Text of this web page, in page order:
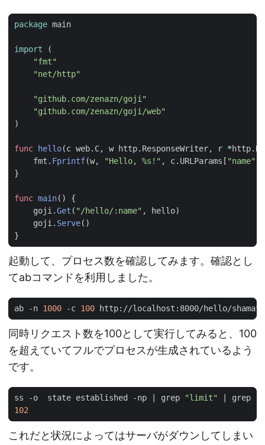
package main
import
(
"fmt"
"net/http"
"github.com/zenazn/goji"
"github.com/zenazn/goji/web"
)
func hello(c web. C, w http. ResponseWriter, r *http.
fmt . Fprintf(w, "Hello, %s!" , c. URLParams [ "name"
}
func main()
{
goji .Get ( "/hello/:name" , hello)
goji . Serve()
}
起動して、プロセス数を確認してみます。確認とし
てabコマンドを利用しました。
ab -n 1000 -c 100
同時リクエスト数を100として実行してみると、100
を超えていてフルでプロセスが生成されているよう
です。
ss -o  state established -np grep "limit" grep
102
これだと状況によってはサーバがダウンしてしまい